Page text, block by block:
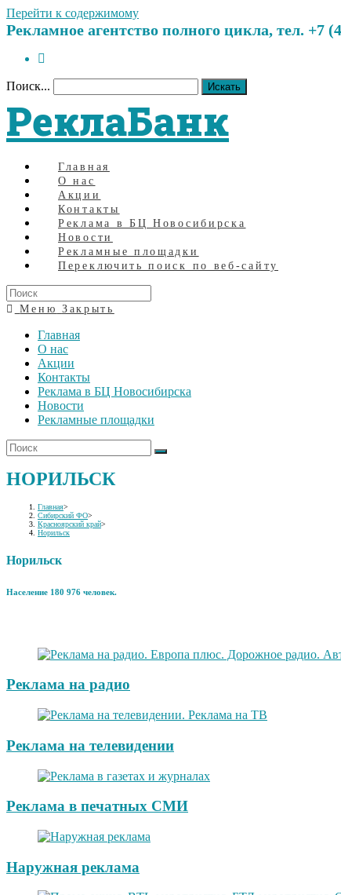
Перейти к содержимому
Рекламное агентство полного цикла, тел. +7
Поиск... Искать
РеклаБанк
Главная
О нас
Акции
Контакты
Реклама в БЦ Новосибирска
Новости
Рекламные площадки
Переключить поиск по веб-сайту
Меню Закрыть
Главная
О нас
Акции
Контакты
Реклама в БЦ Новосибирска
Новости
Рекламные площадки
НОРИЛЬСК
Главная>
Сибирский ФО>
Красноярский край>
Норильск
Норильск
Население 180 976 человек.
Реклама на радио
Реклама на телевидении
Реклама в печатных СМИ
Наружная реклама